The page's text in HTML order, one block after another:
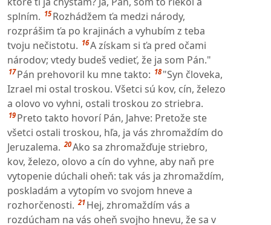
splním. 15 Rozhádžem ťa medzi národy,
rozprášim ťa po krajinách a vyhubím z teba
tvoju nečistotu. 16A získam si ťa pred očami
národov; vtedy budeš vedieť, že ja som Pán."
17 Pán prehovoril ku mne takto: 18 "Syn človeka,
Izrael mi ostal troskou. Všetci sú kov, cín, železo
a olovo vo vyhni, ostali troskou zo striebra.
19 Preto takto hovorí Pán, Jahve: Pretože ste
všetci ostali troskou, hľa, ja vás zhromaždím do
Jeruzalema. 20Ako sa zhromažďuje striebro,
kov, železo, olovo a cín do vyhne, aby naň pre
vytopenie dúchali oheň: tak vás ja zhromaždím,
poskladám a vytopím vo svojom hneve a
rozhorčenosti. 21 Hej, zhromaždím vás a
rozdúcham na vás oheň svojho hnevu, že sa v